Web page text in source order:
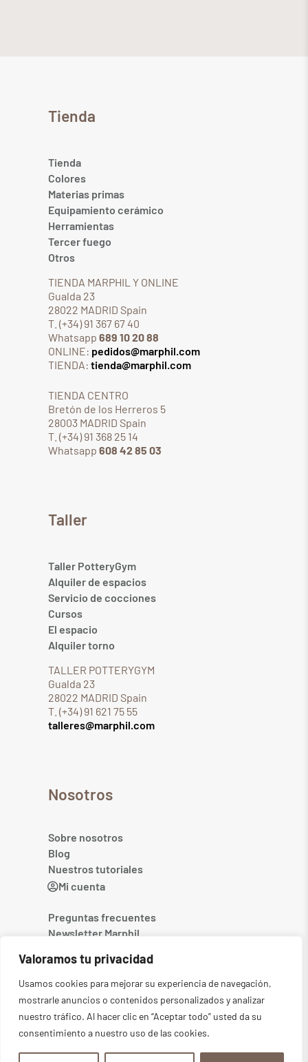
Valoramos tu privacidad
Usamos cookies para mejorar su experiencia de navegación,
mostrarle anuncios o contenidos personalizados y analizar
nuestro tráfico. Al hacer clic en “Aceptar todo” usted da su
consentimiento a nuestro uso de las cookies.
Tienda
Tienda
Colores
Materias primas
Equipamiento cerámico
Herramientas
Tercer fuego
Otros
TIENDA MARPHIL Y ONLINE
Gualda 23
28022 MADRID Spain
T. (+34) 91 367 67 40
Whatsapp 689 10 20 88
ONLINE: pedidos@marphil.com
TIENDA: tienda@marphil.com
TIENDA CENTRO
Bretón de los Herreros 5
28003 MADRID Spain
T. (+34) 91 368 25 14
Whatsapp 608 42 85 03
Taller
Taller PotteryGym
Alquiler de espacios
Servicio de cocciones
Cursos
El espacio
Alquiler torno
TALLER POTTERYGYM
Gualda 23
28022 MADRID Spain
T. (+34) 91 621 75 55
talleres@marphil.com
Nosotros
Sobre nosotros
Blog
Nuestros tutoriales
Mi cuenta
Preguntas frecuentes
Newsletter Marphil
©2026MARPHIL. Todos los derechos reservados